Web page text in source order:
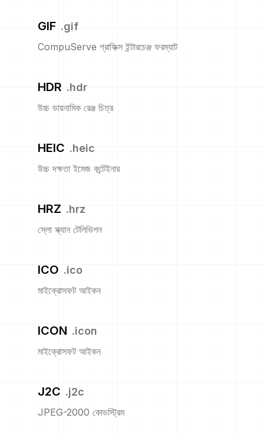
GIF .gif
CompuServe গ্রাফিক্স ইন্টারচেঞ্জ ফরম্যাট
HDR .hdr
উচ্চ ডায়নামিক রেঞ্জ চিত্র
HEIC .heic
উচ্চ দক্ষতা ইমেজ কন্টেইনার
HRZ .hrz
স্লো স্ক্যান টেলিভিশন
ICO .ico
মাইক্রোসফট আইকন
ICON .icon
মাইক্রোসফট আইকন
J2C .j2c
JPEG-2000 কোডস্ট্রিম